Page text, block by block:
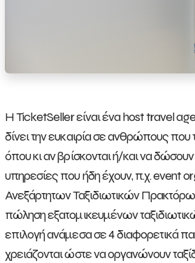
Η TicketSeller είναι ένα host travel
δίνει την ευκαιρία σε ανθρώπους που
όπου κι αν βρίσκονται ή/και να
υπηρεσίες που ήδη έχουν, π.χ. event
Ανεξάρτητων Ταξιδιωτικών
πώληση εξατομικευμένων
επιλογή ανάμεσα σε 4 διαφορετικά
χρειάζονται ώστε να οργανώνουν